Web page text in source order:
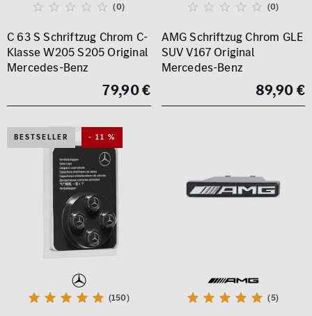
(0)
C 63 S Schriftzug Chrom C-
Klasse W205 S205 Original
Mercedes-Benz
79,90 €
(0)
AMG Schriftzug Chrom GLE
SUV V167 Original
Mercedes-Benz
89,90 €
BESTSELLER - 11 %
(150) (5)